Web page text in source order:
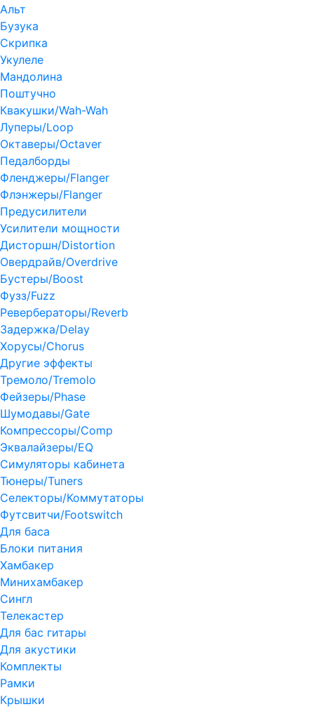
Альт
Бузука
Скрипка
Укулеле
Мандолина
Поштучно
Квакушки/Wah-Wah
Луперы/Loop
Октаверы/Octaver
Педалборды
Фленджеры/Flanger
Флэнжеры/Flanger
Предусилители
Усилители мощности
Дисторшн/Distortion
Овердрайв/Overdrive
Бустеры/Boost
Фузз/Fuzz
Ревербераторы/Reverb
Задержка/Delay
Хорусы/Chorus
Другие эффекты
Тремоло/Tremolo
Фейзеры/Phase
Шумодавы/Gate
Компрессоры/Comp
Эквалайзеры/EQ
Симуляторы кабинета
Тюнеры/Tuners
Селекторы/Коммутаторы
Футсвитчи/Footswitch
Для баса
Блоки питания
Хамбакер
Минихамбакер
Сингл
Телекастер
Для бас гитары
Для акустики
Комплекты
Рамки
Крышки